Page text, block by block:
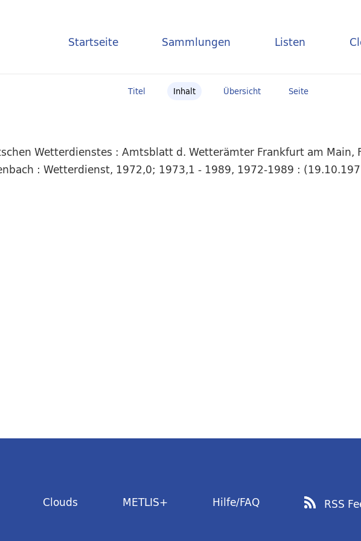
Startseite Sammlungen Listen
Titel Inhalt Übersicht Seite
Wetterdienstes : Amtsblatt d. Wetterämter Frankfurt am Main,
: Wetterdienst, 1972,0; 1973,1 - 1989, 1972-1989 :
Clouds METLIS+ Hilfe/FAQ RSS